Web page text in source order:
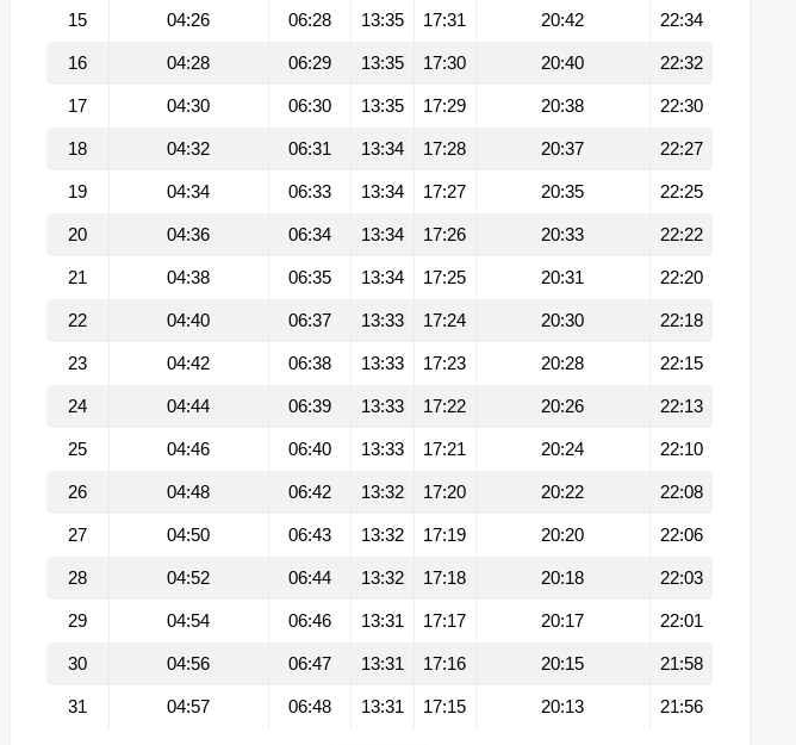
15 04:26 06:28 13:35 17:31 20:42 22:34
16 04:28 06:29 13:35 17:30 20:40 22:32
17 04:30 06:30 13:35 17:29 20:38 22:30
18 04:32 06:31 13:34 17:28 20:37 22:27
19 04:34 06:33 13:34 17:27 20:35 22:25
20 04:36 06:34 13:34 17:26 20:33 22:22
21 04:38 06:35 13:34 17:25 20:31 22:20
22 04:40 06:37 13:33 17:24 20:30 22:18
23 04:42 06:38 13:33 17:23 20:28 22:15
24 04:44 06:39 13:33 17:22 20:26 22:13
25 04:46 06:40 13:33 17:21 20:24 22:10
26 04:48 06:42 13:32 17:20 20:22 22:08
27 04:50 06:43 13:32 17:19 20:20 22:06
28 04:52 06:44 13:32 17:18 20:18 22:03
29 04:54 06:46 13:31 17:17 20:17 22:01
30 04:56 06:47 13:31 17:16 20:15 21:58
31 04:57 06:48 13:31 17:15 20:13 21:56